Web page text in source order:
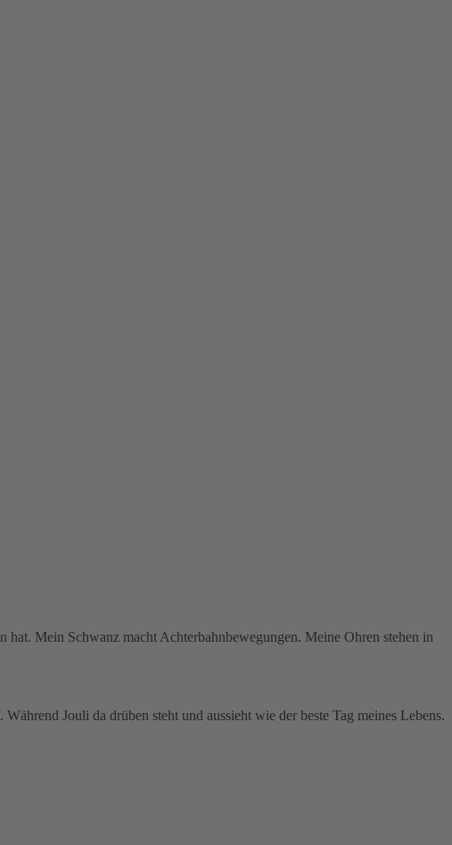
Mein Schwanz macht Achterbahnbewegungen. Meine Ohren stehen in
Jouli da drüben steht und aussieht wie der beste Tag meines Lebens.